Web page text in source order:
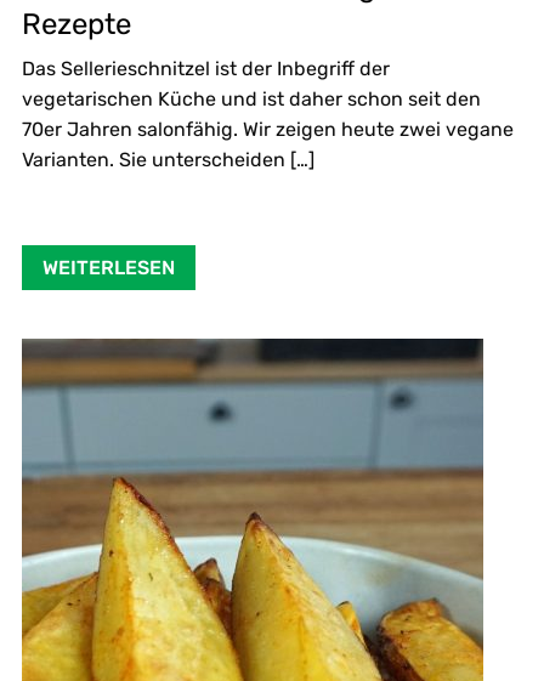
Rezepte
Das Sellerieschnitzel ist der Inbegriff der
vegetarischen Küche und ist daher schon seit den
70er Jahren salonfähig. Wir zeigen heute zwei vegane
Varianten. Sie unterscheiden […]
WEITERLESEN